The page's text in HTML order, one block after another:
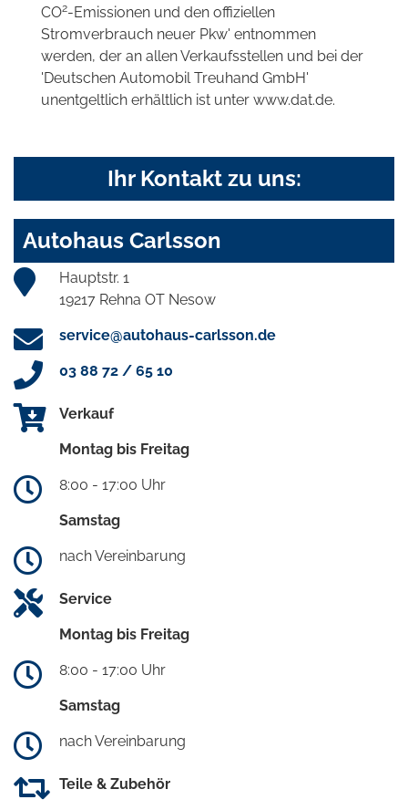
CO2-Emissionen und den offiziellen
Stromverbrauch neuer Pkw' entnommen
werden, der an allen Verkaufsstellen und bei der
'Deutschen Automobil Treuhand GmbH'
unentgeltlich erhältlich ist unter www.dat.de.
Ihr Kontakt zu uns:
Autohaus Carlsson
Hauptstr. 1
19217 Rehna OT Nesow
service@autohaus-carlsson.de
03 88 72 / 65 10
Verkauf
Montag bis Freitag
8:00 - 17:00 Uhr
Samstag
nach Vereinbarung
Service
Montag bis Freitag
8:00 - 17:00 Uhr
Samstag
nach Vereinbarung
Teile & Zubehör